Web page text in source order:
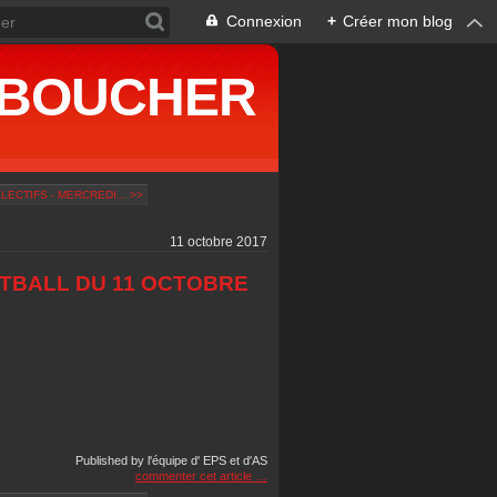
Connexion + Créer mon blog
- MERCREDI... >>
11 octobre 2017
DU 11 OCTOBRE
Published by l'équipe d' EPS et d'AS
commenter cet article